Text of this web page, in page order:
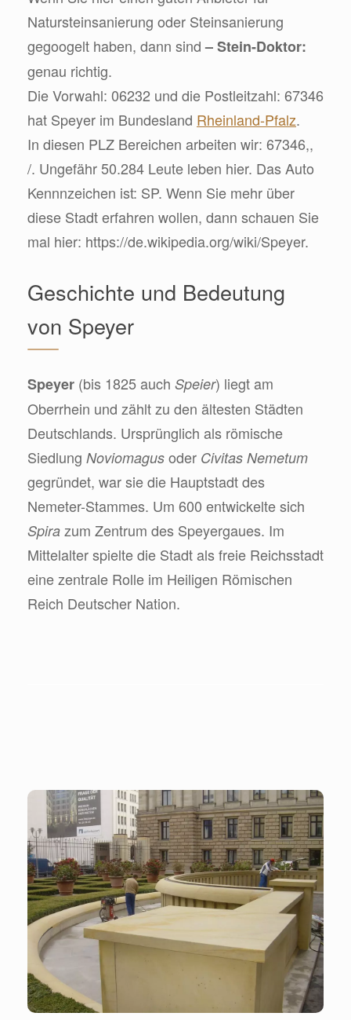
Natursteinsanierung oder Steinsanierung
gegoogelt haben, dann sind– Stein-Doktor:
genau richtig.
Die Vorwahl: 06232 und die Postleitzahl: 67346
hat Speyer im Bundesland Rheinland-Pfalz.
In diesen PLZ Bereichen arbeiten wir: 67346,,
/. Ungefähr 50.284 Leute leben hier. Das Auto
Kennnzeichen ist: SP. Wenn Sie mehr über
diese Stadt erfahren wollen, dann schauen Sie
mal hier: https://de.wikipedia.org/wiki/Speyer.
Geschichte und Bedeutung
von Speyer
Speyer (bis 1825 auch Speier) liegt am
Oberrhein und zählt zu den ältesten Städten
Deutschlands. Ursprünglich als römische
Siedlung Noviomagus oder Civitas Nemetum
gegründet, war sie die Hauptstadt des
Nemeter-Stammes. Um 600 entwickelte sich
Spira zum Zentrum des Speyergaues. Im
Mittelalter spielte die Stadt als freie Reichsstadt
eine zentrale Rolle im Heiligen Römischen
Reich Deutscher Nation.